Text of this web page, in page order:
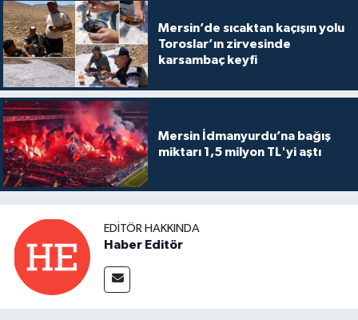
Mersin’de sıcaktan kaçışın yolu
Toroslar’ın zirvesinde
karsambaç keyfi
Mersin İdmanyurdu’na bağış
miktarı 1,5 milyon TL'yi aştı
EDITÖR HAKKINDA
Haber Editör